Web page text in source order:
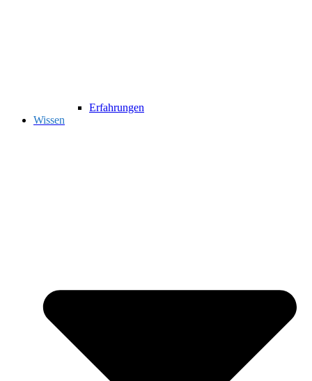
Erfahrungen
Wissen